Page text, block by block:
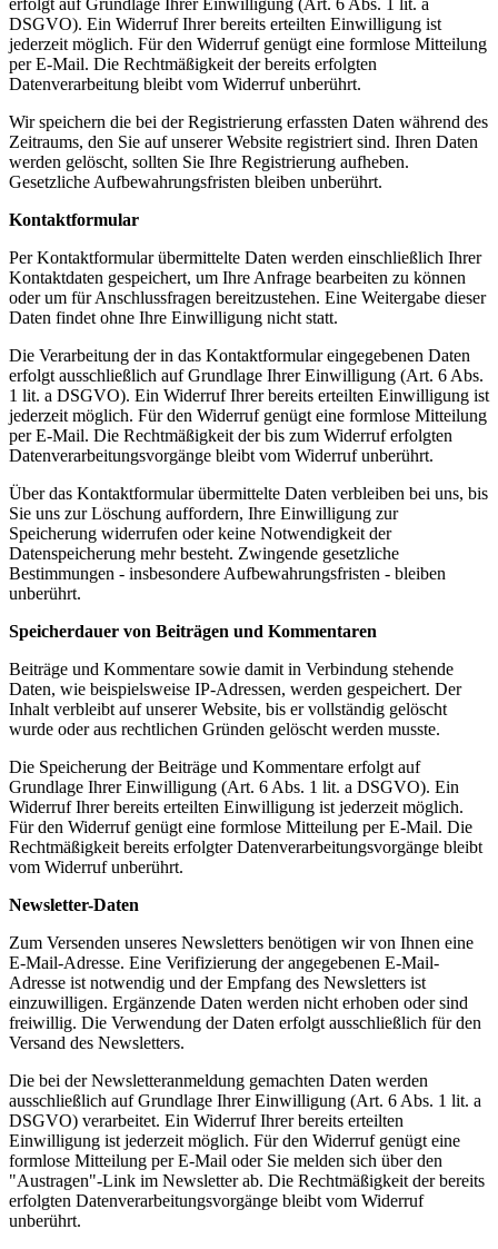
DSGVO). Ein Widerruf Ihrer bereits erteilten Einwilligung ist
jederzeit möglich. Für den Widerruf genügt eine formlose Mitteilung
per E-Mail. Die Rechtmäßigkeit der bereits erfolgten
Datenverarbeitung bleibt vom Widerruf unberührt.
Wir speichern die bei der Registrierung erfassten Daten während des
Zeitraums, den Sie auf unserer Website registriert sind. Ihren Daten
werden gelöscht, sollten Sie Ihre Registrierung aufheben.
Gesetzliche Aufbewahrungsfristen bleiben unberührt.
Kontaktformular
Per Kontaktformular übermittelte Daten werden einschließlich Ihrer
Kontaktdaten gespeichert, um Ihre Anfrage bearbeiten zu können
oder um für Anschlussfragen bereitzustehen. Eine Weitergabe dieser
Daten findet ohne Ihre Einwilligung nicht statt.
Die Verarbeitung der in das Kontaktformular eingegebenen Daten
erfolgt ausschließlich auf Grundlage Ihrer Einwilligung (Art. 6 Abs.
1 lit. a DSGVO). Ein Widerruf Ihrer bereits erteilten Einwilligung ist
jederzeit möglich. Für den Widerruf genügt eine formlose Mitteilung
per E-Mail. Die Rechtmäßigkeit der bis zum Widerruf erfolgten
Datenverarbeitungsvorgänge bleibt vom Widerruf unberührt.
Über das Kontaktformular übermittelte Daten verbleiben bei uns, bis
Sie uns zur Löschung auffordern, Ihre Einwilligung zur
Speicherung widerrufen oder keine Notwendigkeit der
Datenspeicherung mehr besteht. Zwingende gesetzliche
Bestimmungen - insbesondere Aufbewahrungsfristen - bleiben
unberührt.
Speicherdauer von Beiträgen und Kommentaren
Beiträge und Kommentare sowie damit in Verbindung stehende
Daten, wie beispielsweise IP-Adressen, werden gespeichert. Der
Inhalt verbleibt auf unserer Website, bis er vollständig gelöscht
wurde oder aus rechtlichen Gründen gelöscht werden musste.
Die Speicherung der Beiträge und Kommentare erfolgt auf
Grundlage Ihrer Einwilligung (Art. 6 Abs. 1 lit. a DSGVO). Ein
Widerruf Ihrer bereits erteilten Einwilligung ist jederzeit möglich.
Für den Widerruf genügt eine formlose Mitteilung per E-Mail. Die
Rechtmäßigkeit bereits erfolgter Datenverarbeitungsvorgänge bleibt
vom Widerruf unberührt.
Newsletter-Daten
Zum Versenden unseres Newsletters benötigen wir von Ihnen eine
E-Mail-Adresse. Eine Verifizierung der angegebenen E-Mail-
Adresse ist notwendig und der Empfang des Newsletters ist
einzuwilligen. Ergänzende Daten werden nicht erhoben oder sind
freiwillig. Die Verwendung der Daten erfolgt ausschließlich für den
Versand des Newsletters.
Die bei der Newsletteranmeldung gemachten Daten werden
ausschließlich auf Grundlage Ihrer Einwilligung (Art. 6 Abs. 1 lit. a
DSGVO) verarbeitet. Ein Widerruf Ihrer bereits erteilten
Einwilligung ist jederzeit möglich. Für den Widerruf genügt eine
formlose Mitteilung per E-Mail oder Sie melden sich über den
"Austragen"-Link im Newsletter ab. Die Rechtmäßigkeit der bereits
erfolgten Datenverarbeitungsvorgänge bleibt vom Widerruf
unberührt.